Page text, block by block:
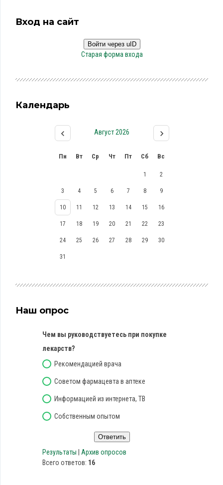
Вход на сайт
Войти через uID
Старая форма входа
Календарь
Август 2026
Пн Вт Ср Чт Пт Сб Вс
1 2
3 4 5 6 7 8 9
10 11 12 13 14 15 16
17 18 19 20 21 22 23
24 25 26 27 28 29 30
31
Наш опрос
Чем вы руководствуетесь при покупке
лекарств?
Рекомендацией врача
Советом фармацевта в аптеке
Информацией из интернета, ТВ
Собственным опытом
Результаты
Архив опросов
Всего ответов: 16